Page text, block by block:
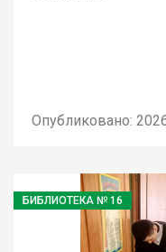
Опубликовано:
БИБЛИОТЕКА № 16